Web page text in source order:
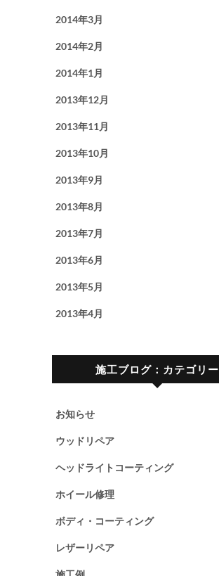
2014年3月
2014年2月
2014年1月
2013年12月
2013年11月
2013年10月
2013年9月
2013年8月
2013年7月
2013年6月
2013年5月
2013年4月
施工ブログ：カテゴリー
お知らせ
ウッドリペア
ヘッドライトコーティング
ホイール修理
ボディ・コーティング
レザーリペア